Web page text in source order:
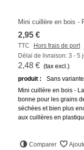
Mini cuillère en bois -
2,95 €
TTC
Hors frais de port
Délai de livraison: 3 - 5
2,48 € (tax excl.)
produit :
Sans variante
Mini cuillère en bois -
bonne pour les grains
séchées et bien plus
aux cuillères en
Comparer